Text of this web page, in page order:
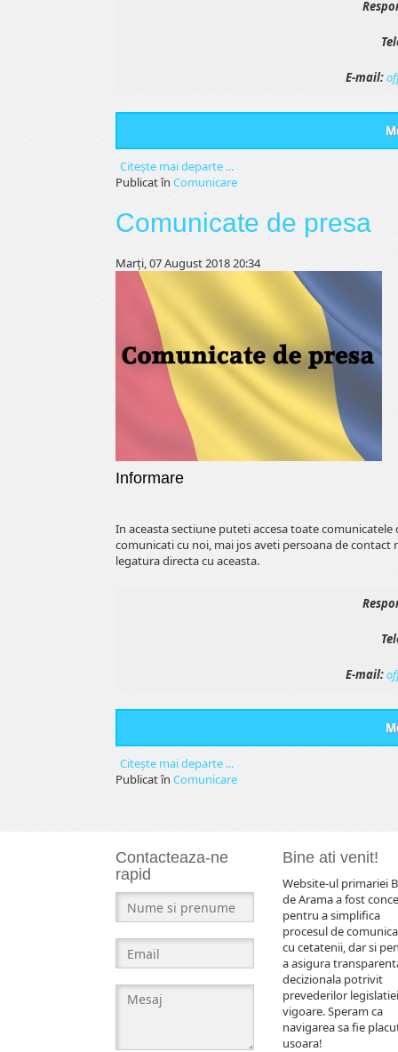
E-mail:
Citeşte mai departe ...
Publicat în Comunicare
Comunicate de presa
Marți, 07 August 2018 20:34
Informare
In aceasta sectiune puteti accesa toate
comunicati cu noi, mai jos aveti persoana de
legatura directa cu aceasta.
E-mail:
Citeşte mai departe ...
Publicat în Comunicare
Contacteaza-ne
rapid
Bine ati venit!
Website-ul primariei
de Arama a fost
pentru a simplifica
procesul de
cu cetatenii, dar si
a asigura
decizionala potrivit
prevederilor
vigoare. Speram ca
navigarea sa fie
usoara!